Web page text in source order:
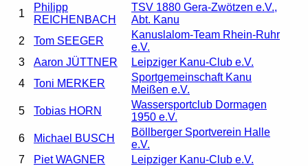
1
Philipp
REICHENBACH
TSV 1880 Gera-Zwötzen e.V.,
Abt. Kanu
2
Tom SEEGER
Kanuslalom-Team Rhein-Ruhr
e.V.
3
Aaron JÜTTNER
Leipziger Kanu-Club e.V.
4
Toni MERKER
Sportgemeinschaft Kanu
Meißen e.V.
5
Tobias HORN
Wassersportclub Dormagen
1950 e.V.
6
Michael BUSCH
Böllberger Sportverein Halle
e.V.
7
Piet WAGNER
Leipziger Kanu-Club e.V.